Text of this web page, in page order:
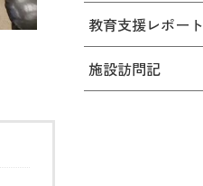
教育支援レポート
施設訪問記